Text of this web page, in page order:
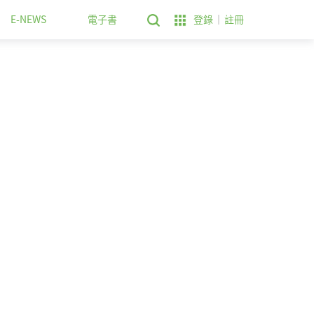
E-NEWS 電子書 登錄 註冊